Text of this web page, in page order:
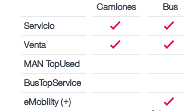
Camiones Bus
Servicio
Venta
MAN TopUsed
BusTopService
eMobility (+)